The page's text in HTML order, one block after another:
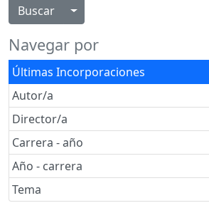
Alternar menú desplegable
Navegar por
Últimas Incorporaciones
Autor/a
Director/a
Carrera - año
Año - carrera
Tema